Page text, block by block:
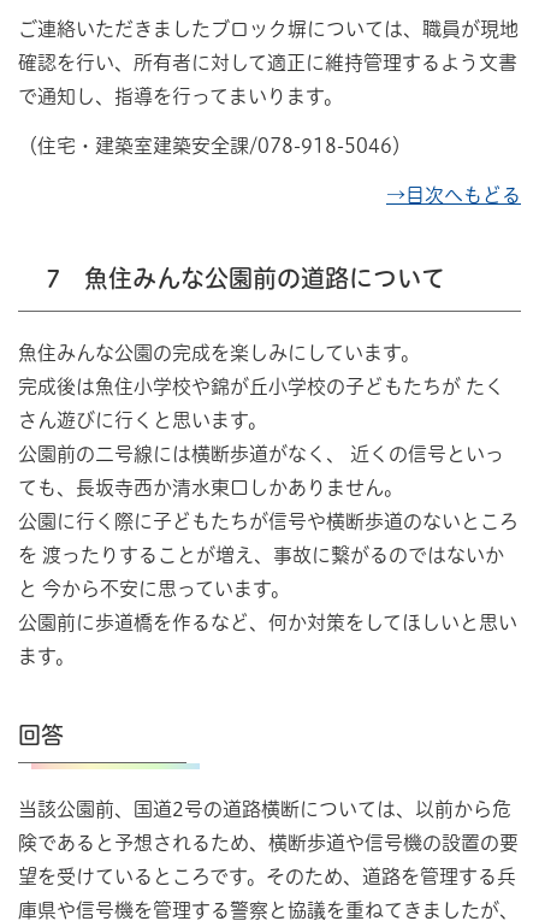
ご連絡いただきましたブロック塀については、職員が現地
確認を行い、所有者に対して適正に維持管理するよう文書
で通知し、指導を行ってまいります。
（住宅・建築室建築安全課/078-918-5046）
→目次へもどる
7 魚住みんな公園前の道路について
魚住みんな公園の完成を楽しみにしています。
完成後は魚住小学校や錦が丘小学校の子どもたちが たく
さん遊びに行くと思います。
公園前の二号線には横断歩道がなく、 近くの信号といっ
ても、長坂寺西か清水東口しかありません。
公園に行く際に子どもたちが信号や横断歩道のないところ
を 渡ったりすることが増え、事故に繋がるのではないか
と 今から不安に思っています。
公園前に歩道橋を作るなど、何か対策をしてほしいと思い
ます。
回答
当該公園前、国道2号の道路横断については、以前から危
険であると予想されるため、横断歩道や信号機の設置の要
望を受けているところです。そのため、道路を管理する兵
庫県や信号機を管理する警察と協議を重ねてきましたが、